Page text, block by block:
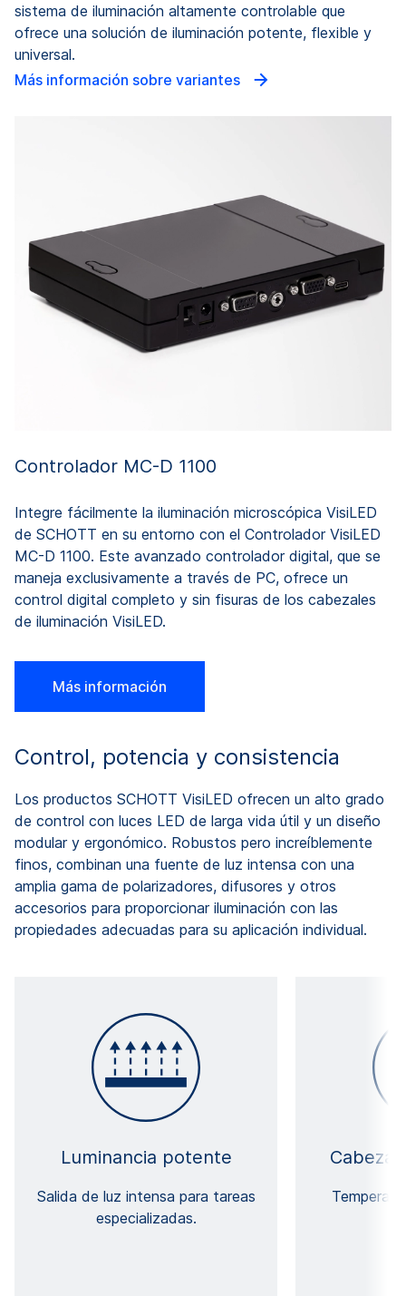
sistema de iluminación altamente controlable que
ofrece una solución de iluminación potente, flexible y
universal.
Más información sobre variantes
Controlador MC-D 1100
Integre fácilmente la iluminación microscópica VisiLED
de SCHOTT en su entorno con el Controlador VisiLED
MC-D 1100. Este avanzado controlador digital, que se
maneja exclusivamente a través de PC, ofrece un
control digital completo y sin fisuras de los cabezales
de iluminación VisiLED.
Más información
Control, potencia y consistencia
Los productos SCHOTT VisiLED ofrecen un alto grado
de control con luces LED de larga vida útil y un diseño
modular y ergonómico. Robustos pero increíblemente
finos, combinan una fuente de luz intensa con una
amplia gama de polarizadores, difusores y otros
accesorios para proporcionar iluminación con las
propiedades adecuadas para su aplicación individual.
Luminancia potente
Salida de luz intensa para tareas
especializadas.